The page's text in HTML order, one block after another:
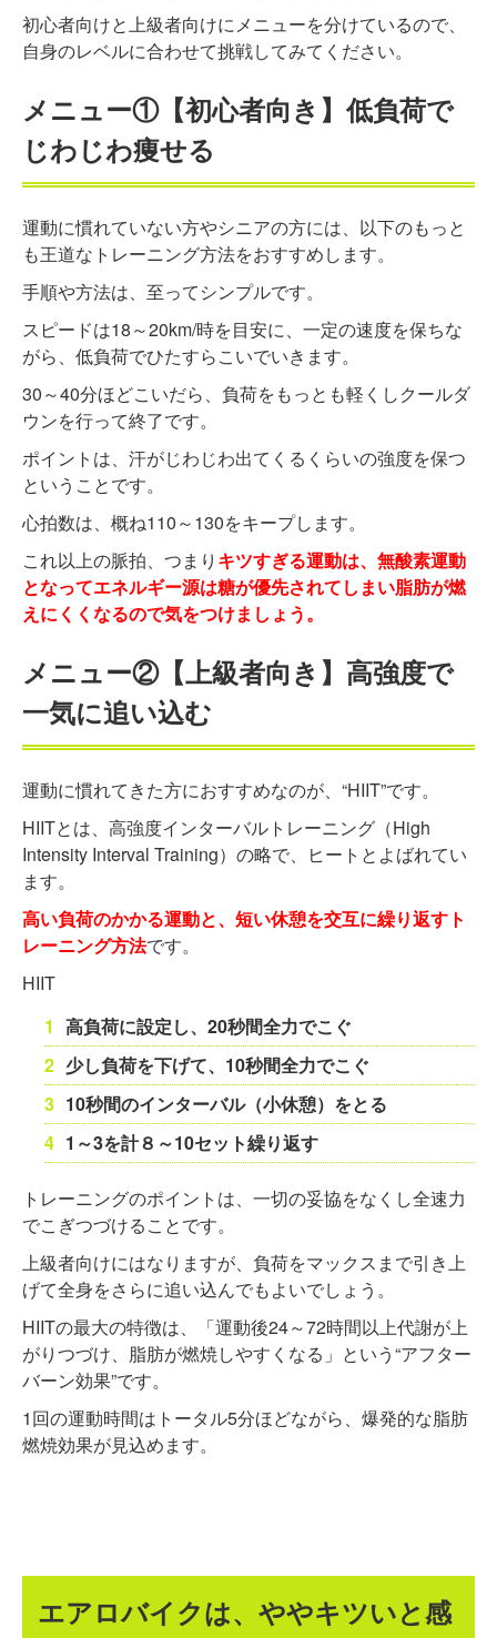
初心者向けと上級者向けにメニューを分けているので、
自身のレベルに合わせて挑戦してみてください。
メニュー①【初心者向き】低負荷で
じわじわ痩せる
運動に慣れていない方やシニアの方には、以下のもっと
も王道なトレーニング方法をおすすめします。
手順や方法は、至ってシンプルです。
スピードは18～20km/時を目安に、一定の速度を保ちな
がら、低負荷でひたすらこいでいきます。
30～40分ほどこいだら、負荷をもっとも軽くしクールダ
ウンを行って終了です。
ポイントは、汗がじわじわ出てくるくらいの強度を保つ
ということです。
心拍数は、概ね110～130をキープします。
これ以上の脈拍、つまり キツすぎる運動は、無酸素運動
となってエネルギー源は糖が優先されてしまい脂肪が燃
えにくくなるので気をつけましょう。
メニュー②【上級者向き】高強度で
一気に追い込む
運動に慣れてきた方におすすめなのが、“HIIT”です。
HIITとは、高強度インターバルトレーニング（High
Intensity Interval Training）の略で、ヒートとよばれてい
ます。
高い負荷のかかる運動と、短い休憩を交互に繰り返すト
レーニング方法です。
HIIT
高負荷に設定し、20秒間全力でこぐ
少し負荷を下げて、10秒間全力でこぐ
10秒間のインターバル（小休憩）をとる
1～3を計８～10セット繰り返す
トレーニングのポイントは、一切の妥協をなくし全速力
でこぎつづけることです。
上級者向けにはなりますが、負荷をマックスまで引き上
げて全身をさらに追い込んでもよいでしょう。
HIITの最大の特徴は、「運動後24～72時間以上代謝が上
がりつづけ、脂肪が燃焼しやすくなる」という“アフター
バーン効果”です。
1回の運動時間はトータル5分ほどながら、爆発的な脂肪
燃焼効果が見込めます。
エアロバイクは、ややキツいと感